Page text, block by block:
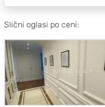
Slični oglasi po ceni: